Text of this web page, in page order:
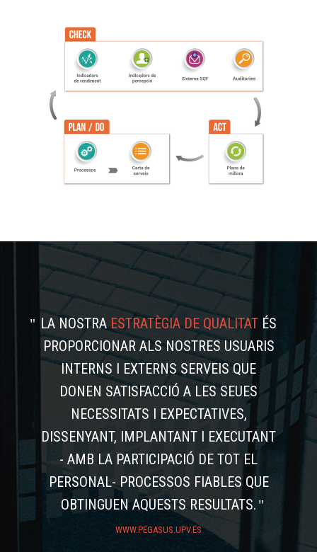
LA NOSTRAESTRATÈGIA DE QUALITAT ÉS
PROPORCIONAR ALS NOSTRES USUARIS
INTERNS I EXTERNS SERVEIS QUE
DONEN SATISFACCIÓ A LES SEUES
NECESSITATS I EXPECTATIVES,
DISSENYANT, IMPLANTANT I EXECUTANT
- AMB LA PARTICIPACIÓ DE TOT EL
PERSONAL- PROCESSOS FIABLES QUE
OBTINGUEN AQUESTS RESULTATS.
WWW.PEGASUS.UPV.ES